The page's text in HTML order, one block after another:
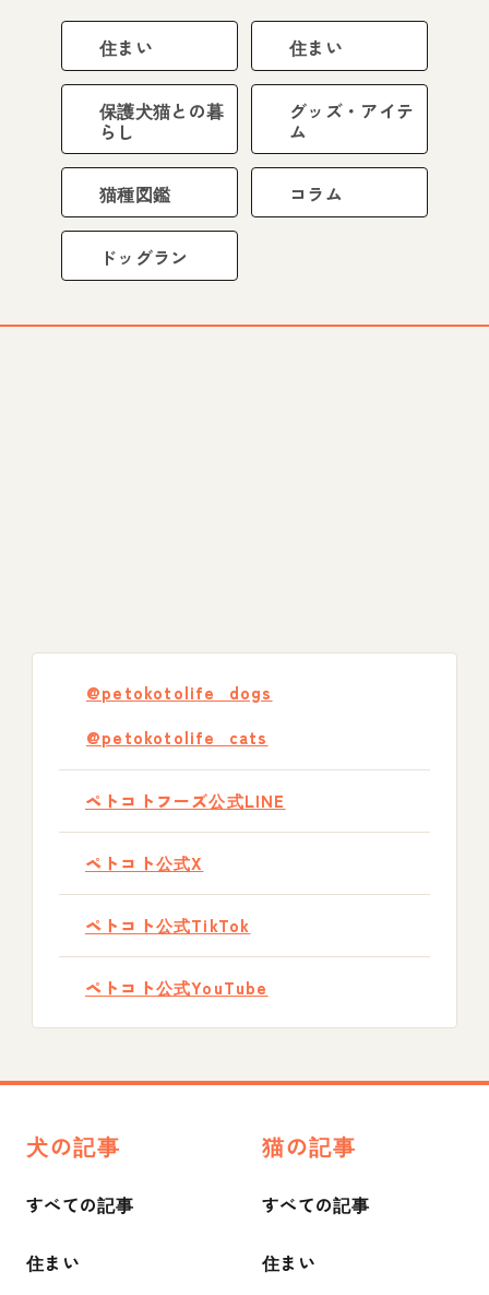
住まい 住まい
保護犬猫との暮
らし
グッズ・アイテ
ム
猫種図鑑 コラム
ドッグラン
@petokotolife_dogs
@petokotolife_cats
ペトコトフーズ公式LINE
ペトコト公式X
ペトコト公式TikTok
ペトコト公式YouTube
犬の記事
すべての記事
住まい
猫の記事
すべての記事
住まい